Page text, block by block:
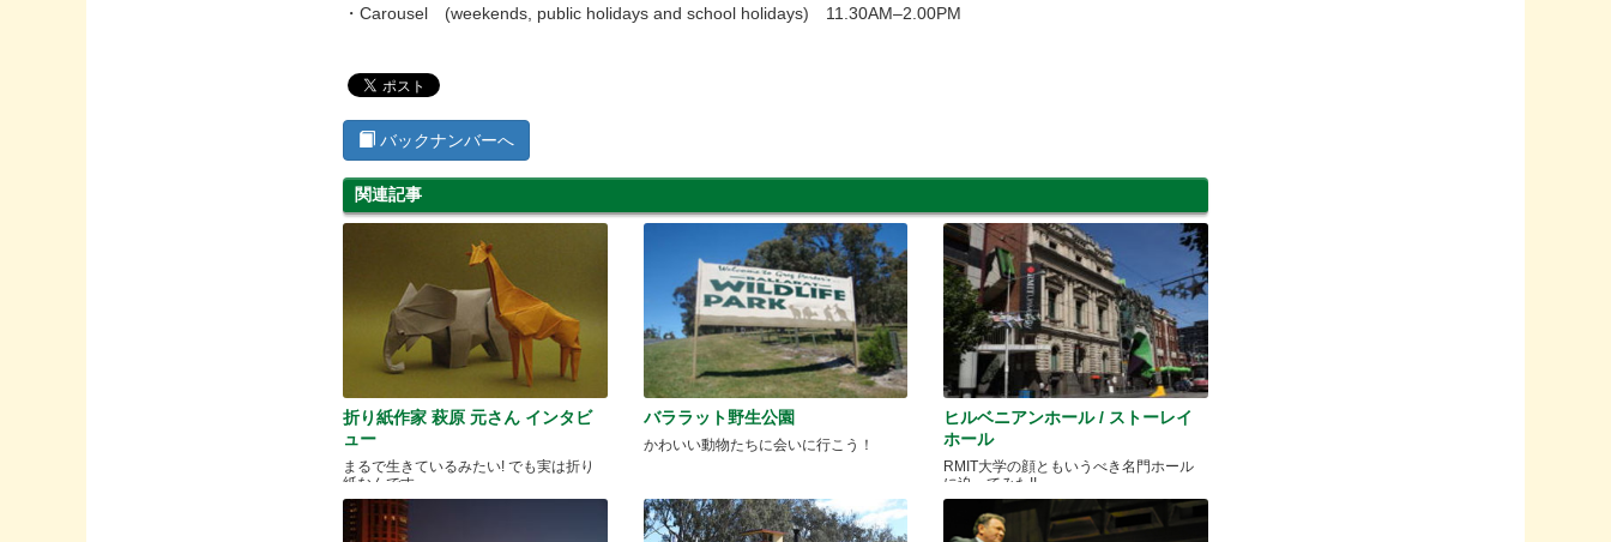
・Carousel (weekends, public holidays and school holidays) 11.30AM–2.00PM
バックナンバーへ
関連記事
折り紙作家 萩原 元さん インタビ
ュー
まるで生きているみたい! でも実は折り
紙なんです。
バララット野生公園
かわいい動物たちに会いに行こう！
ヒルベニアンホール / ストーレイ
ホール
RMIT大学の顔ともいうべき名門ホール
に迫ってみた!!